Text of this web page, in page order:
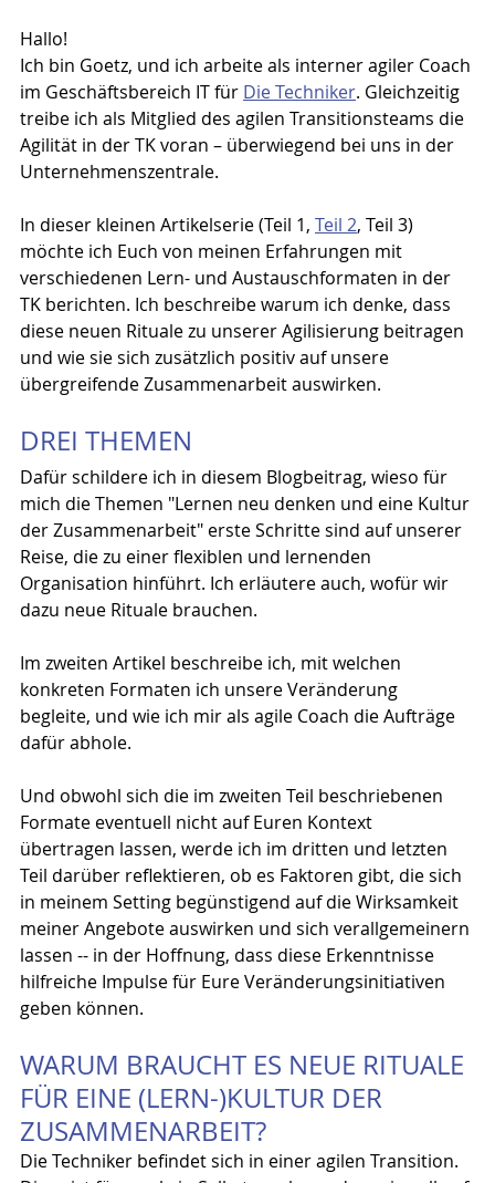
Hallo!
Ich bin Goetz, und ich arbeite als interner agiler Coach
im Geschäfts­be­reich IT für Die Techniker. Gleichzeitig
treibe ich als Mitglied des agilen Transi­tions­teams die
Agilität in der TK voran – über­wiegend bei uns in der
Unter­neh­mens­zen­trale.
In dieser kleinen Artikelserie (Teil 1, Teil 2, Teil 3)
möchte ich Euch von meinen Erfahrungen mit
verschiedenen Lern- und Austauschformaten in der
TK berichten. Ich beschreibe warum ich denke, dass
diese neuen Rituale zu unserer Agilisierung beitragen
und wie sie sich zusätzlich positiv auf unsere
übergreifende Zusammenarbeit auswirken.
DREI THEMEN
Dafür schildere ich in diesem Blogbeitrag, wieso für
mich die Themen "Lernen neu denken und eine Kultur
der Zusammenarbeit" erste Schritte sind auf unserer
Reise, die zu einer flexiblen und lernenden
Organisation hinführt. Ich erläutere auch, wofür wir
dazu neue Rituale brauchen.
Im zweiten Artikel beschreibe ich, mit welchen
konkreten Formaten ich unsere Veränderung
begleite, und wie ich mir als agile Coach die Aufträge
dafür abhole.
Und obwohl sich die im zweiten Teil beschriebenen
Formate eventuell nicht auf Euren Kontext
übertragen lassen, werde ich im dritten und letzten
Teil darüber reflektieren, ob es Faktoren gibt, die sich
in meinem Setting begünstigend auf die Wirksamkeit
meiner Angebote auswirken und sich verallgemeinern
lassen -- in der Hoffnung, dass diese Erkenntnisse
hilfreiche Impulse für Eure Veränderungsinitiativen
geben können.
WARUM BRAUCHT ES NEUE RITUALE
FÜR EINE (LERN-)KULTUR DER
ZUSAMMENARBEIT?
Die Techniker befindet sich in einer agilen Transition.